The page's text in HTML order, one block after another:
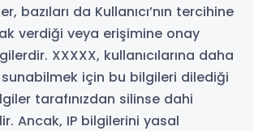
bazıları da Kullanıcı’nın tercihine
verdiği veya erişimine onay
XXXXX, kullanıcılarına daha
için bu bilgileri dilediği
tarafınızdan silinse dahi
Ancak, IP bilgilerini yasal